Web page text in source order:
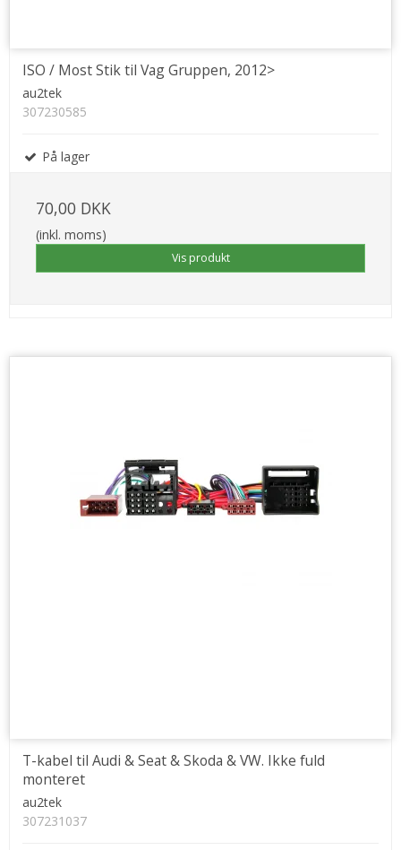
ISO / Most Stik til Vag Gruppen, 2012>
au2tek
307230585
På lager
70,00 DKK
(inkl. moms)
Vis produkt
T-kabel til Audi & Seat & Skoda & VW. Ikke fuld
monteret
au2tek
307231037